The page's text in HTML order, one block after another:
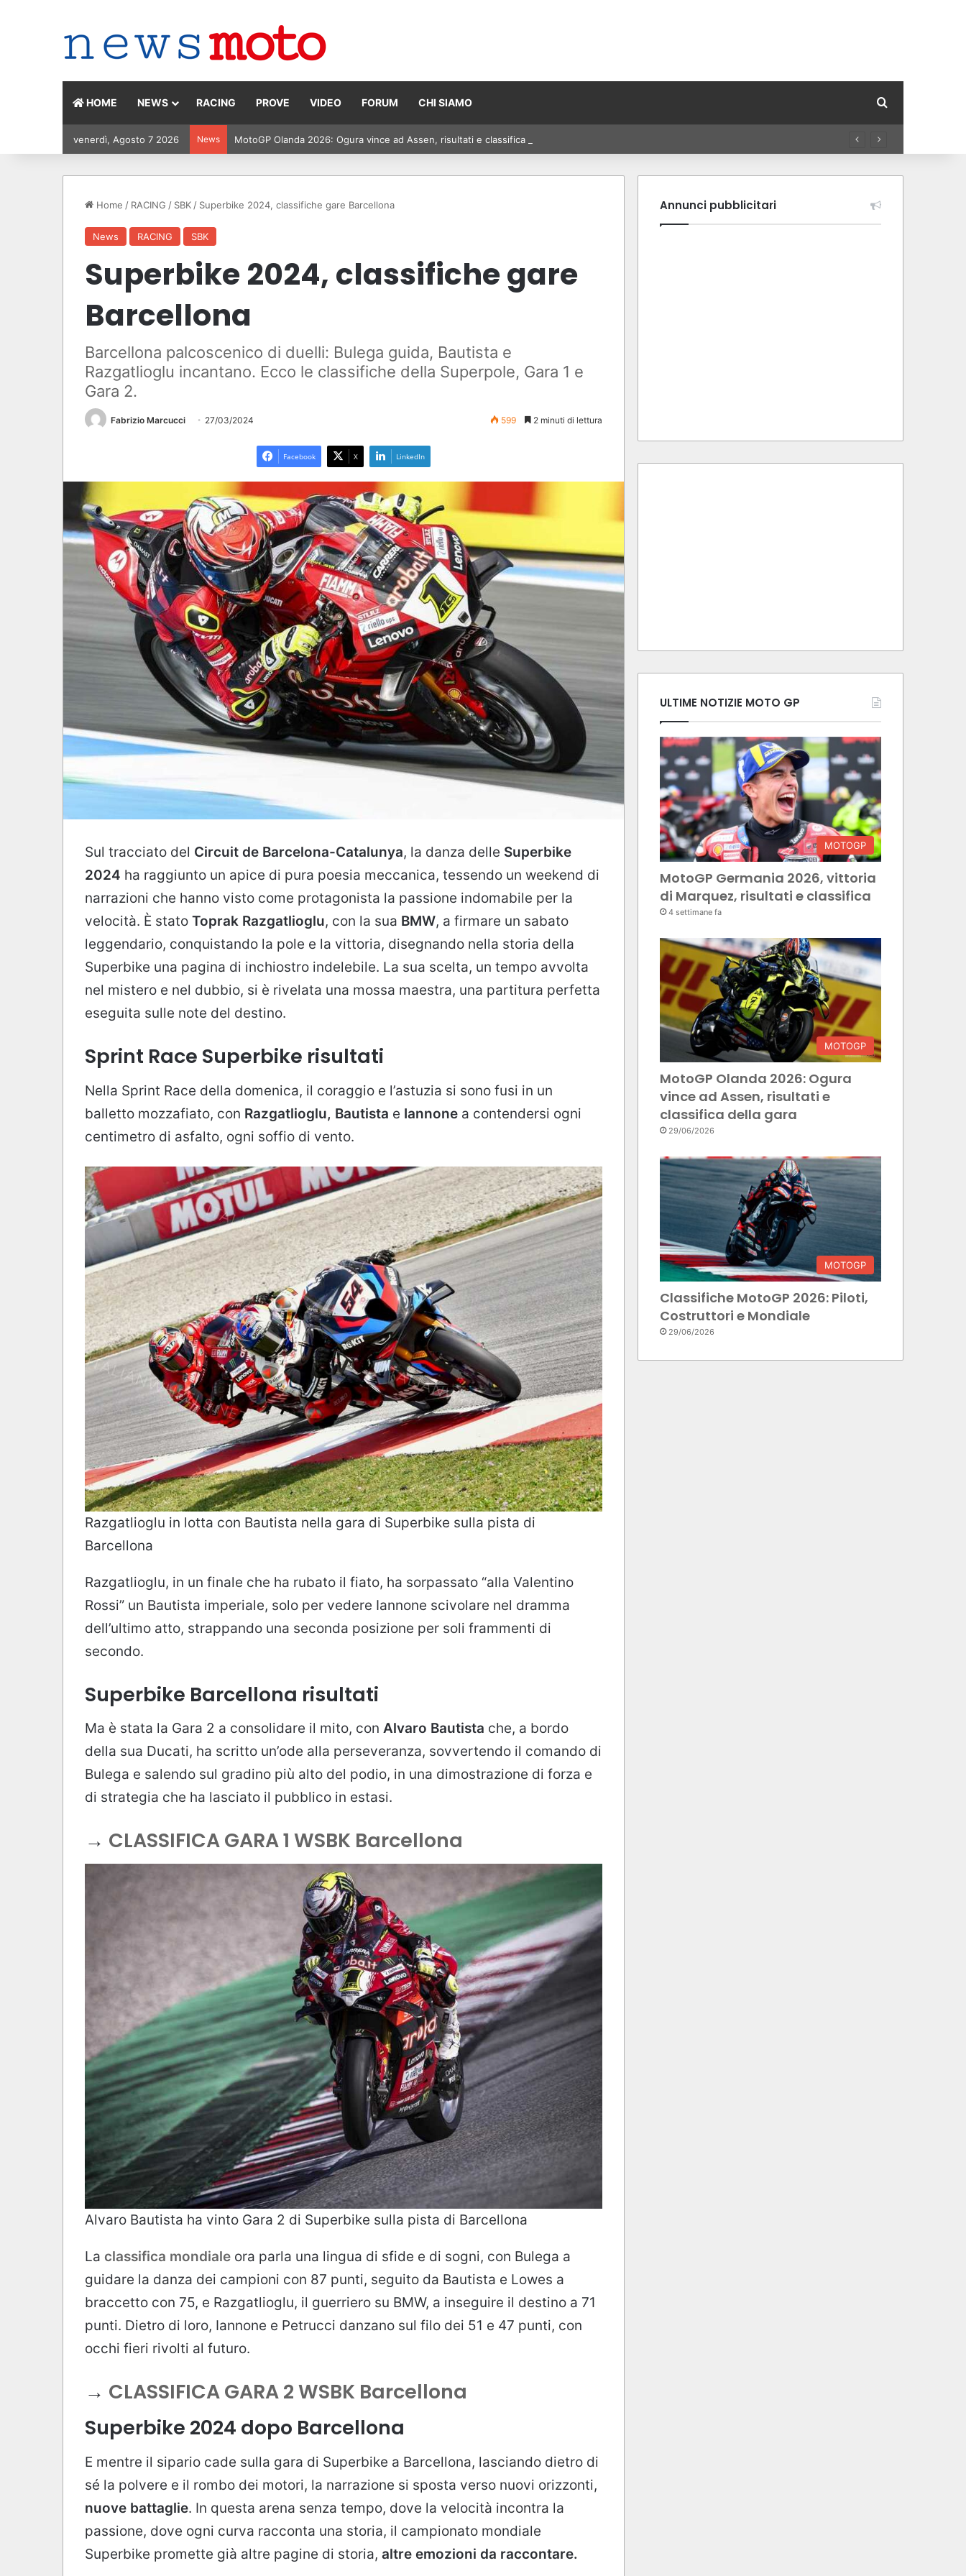
HOME NEWS RACING PROVE VIDEO FORUM CHI SIAMO Cerca per
venerdì, Agosto 7 2026 News MotoGP Olanda 2026: Ogura vince ad Assen, risultati e classifica della gara
Home / RACING / SBK / Superbike 2024, classifiche gare Barcellona
News RACING SBK
Superbike 2024, classifiche gare
Barcellona
Barcellona palcoscenico di duelli: Bulega guida, Bautista e
Razgatlioglu incantano. Ecco le classifiche della Superpole, Gara 1 e
Gara 2.
Fabrizio Marcucci 27/03/2024 599 2 minuti di lettura
Facebook X LinkedIn
Sul tracciato del Circuit de Barcelona-Catalunya, la danza delle Superbike
2024 ha raggiunto un apice di pura poesia meccanica, tessendo un weekend di
narrazioni che hanno visto come protagonista la passione indomabile per la
velocità. È stato Toprak Razgatlioglu, con la sua BMW, a firmare un sabato
leggendario, conquistando la pole e la vittoria, disegnando nella storia della
Superbike una pagina di inchiostro indelebile. La sua scelta, un tempo avvolta
nel mistero e nel dubbio, si è rivelata una mossa maestra, una partitura perfetta
eseguita sulle note del destino.
Sprint Race Superbike risultati
Nella Sprint Race della domenica, il coraggio e l’astuzia si sono fusi in un
balletto mozzafiato, con Razgatlioglu, Bautista e Iannone a contendersi ogni
centimetro di asfalto, ogni soffio di vento.
Razgatlioglu in lotta con Bautista nella gara di Superbike sulla pista di
Barcellona
Razgatlioglu, in un finale che ha rubato il fiato, ha sorpassato “alla Valentino
Rossi” un Bautista imperiale, solo per vedere Iannone scivolare nel dramma
dell’ultimo atto, strappando una seconda posizione per soli frammenti di
secondo.
Superbike Barcellona risultati
Ma è stata la Gara 2 a consolidare il mito, con Alvaro Bautista che, a bordo
della sua Ducati, ha scritto un’ode alla perseveranza, sovvertendo il comando di
Bulega e salendo sul gradino più alto del podio, in una dimostrazione di forza e
di strategia che ha lasciato il pubblico in estasi.
→ CLASSIFICA GARA 1 WSBK Barcellona
Alvaro Bautista ha vinto Gara 2 di Superbike sulla pista di Barcellona
La classifica mondiale ora parla una lingua di sfide e di sogni, con Bulega a
guidare la danza dei campioni con 87 punti, seguito da Bautista e Lowes a
braccetto con 75, e Razgatlioglu, il guerriero su BMW, a inseguire il destino a 71
punti. Dietro di loro, Iannone e Petrucci danzano sul filo dei 51 e 47 punti, con
occhi fieri rivolti al futuro.
→ CLASSIFICA GARA 2 WSBK Barcellona
Superbike 2024 dopo Barcellona
E mentre il sipario cade sulla gara di Superbike a Barcellona, lasciando dietro di
sé la polvere e il rombo dei motori, la narrazione si sposta verso nuovi orizzonti,
nuove battaglie. In questa arena senza tempo, dove la velocità incontra la
passione, dove ogni curva racconta una storia, il campionato mondiale
Superbike promette già altre pagine di storia, altre emozioni da raccontare.
Annunci pubblicitari
ULTIME NOTIZIE MOTO GP
MOTOGP
MotoGP Germania 2026, vittoria
di Marquez, risultati e classifica
4 settimane fa
MOTOGP
MotoGP Olanda 2026: Ogura
vince ad Assen, risultati e
classifica della gara
29/06/2026
MOTOGP
Classifiche MotoGP 2026: Piloti,
Costruttori e Mondiale
29/06/2026